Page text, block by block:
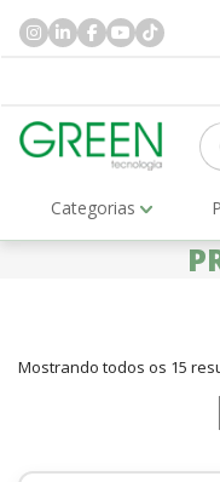
Categorias
Mostrando todos os 15